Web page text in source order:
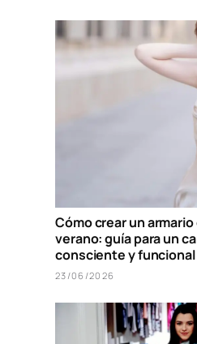
Cómo crear un
verano: guía para un
consciente y funcional
23/06/2026